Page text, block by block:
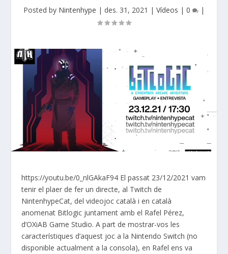
Posted by Nintenhype | des. 31, 2021 | Vídeos | 0 |
https://youtu.be/0_nlGAkaF94 El passat 23/12/2021 vam
tenir el plaer de fer un directe, al Twitch de
NintenhypeCat, del videojoc català i en català
anomenat Bitlogic juntament amb el Rafel Pérez,
d’OXiAB Game Studio. A part de mostrar-vos les
característiques d’aquest joc a la Nintendo Switch (no
disponible actualment a la consola), en Rafel ens va